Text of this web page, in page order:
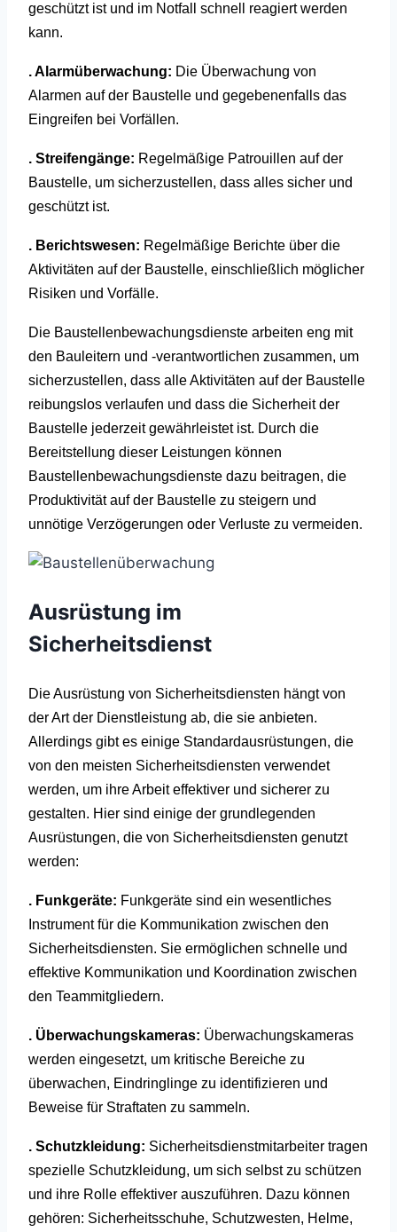
geschützt ist und im Notfall schnell reagiert werden
kann.
. Alarmüberwachung: Die Überwachung von
Alarmen auf der Baustelle und gegebenenfalls das
Eingreifen bei Vorfällen.
. Streifengänge: Regelmäßige Patrouillen auf der
Baustelle, um sicherzustellen, dass alles sicher und
geschützt ist.
. Berichtswesen: Regelmäßige Berichte über die
Aktivitäten auf der Baustelle, einschließlich möglicher
Risiken und Vorfälle.
Die Baustellenbewachungsdienste arbeiten eng mit
den Bauleitern und -verantwortlichen zusammen, um
sicherzustellen, dass alle Aktivitäten auf der Baustelle
reibungslos verlaufen und dass die Sicherheit der
Baustelle jederzeit gewährleistet ist. Durch die
Bereitstellung dieser Leistungen können
Baustellenbewachungsdienste dazu beitragen, die
Produktivität auf der Baustelle zu steigern und
unnötige Verzögerungen oder Verluste zu vermeiden.
Ausrüstung im
Sicherheitsdienst
Die Ausrüstung von Sicherheitsdiensten hängt von
der Art der Dienstleistung ab, die sie anbieten.
Allerdings gibt es einige Standardausrüstungen, die
von den meisten Sicherheitsdiensten verwendet
werden, um ihre Arbeit effektiver und sicherer zu
gestalten. Hier sind einige der grundlegenden
Ausrüstungen, die von Sicherheitsdiensten genutzt
werden:
. Funkgeräte: Funkgeräte sind ein wesentliches
Instrument für die Kommunikation zwischen den
Sicherheitsdiensten. Sie ermöglichen schnelle und
effektive Kommunikation und Koordination zwischen
den Teammitgliedern.
. Überwachungskameras: Überwachungskameras
werden eingesetzt, um kritische Bereiche zu
überwachen, Eindringlinge zu identifizieren und
Beweise für Straftaten zu sammeln.
. Schutzkleidung: Sicherheitsdienstmitarbeiter tragen
spezielle Schutzkleidung, um sich selbst zu schützen
und ihre Rolle effektiver auszuführen. Dazu können
gehören: Sicherheitsschuhe, Schutzwesten, Helme,